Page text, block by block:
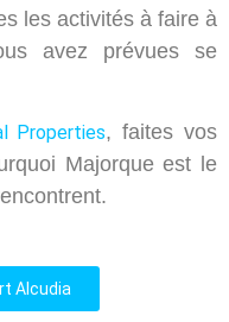
les activités à faire à
avez prévues se
Properties, faites vos
Majorque est le
Alcudia